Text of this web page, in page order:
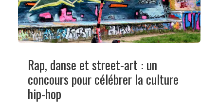
Rap, danse et street-art : un
concours pour célébrer la culture
hip-hop